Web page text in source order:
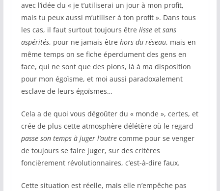
avec l’idée du « je t’utiliserai un jour à mon profit,
mais tu peux aussi m’utiliser à ton profit ». Dans tous
les cas, il faut surtout toujours être lisseet sans
aspérités, pour ne jamais être hors du réseau, mais en
même temps on se fiche éperdument des gens en
face, qui ne sont que des pions, là à ma disposition
pour mon égoïsme, et moi aussi paradoxalement
esclave de leurs égoïsmes…
Cela a de quoi vous dégoûter du « monde », certes, et
crée de plus cette atmosphère délétère où le regard
passe son temps à juger l’autrecomme pour se venger
de toujours se faire juger, sur des critères
foncièrement révolutionnaires, c’est-à-dire faux.
Cette situation est réelle, mais elle n’empêche pas